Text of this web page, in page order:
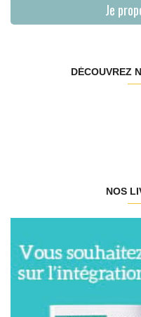
Je
DÉCOUVREZ
NOS